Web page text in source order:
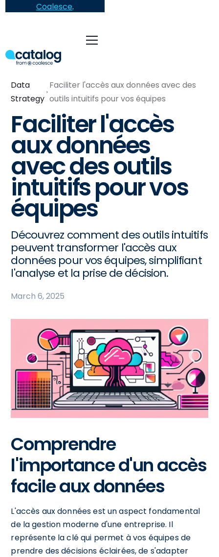
Coalesce.
Data
Strategy
Faciliter l'accès aux données avec des
outils intuitifs pour vos équipes
Faciliter l'accès
aux données
avec des outils
intuitifs pour vos
équipes
Découvrez comment des outils intuitifs
peuvent transformer l'accès aux
données pour vos équipes, simplifiant
l'analyse et la prise de décision.
March 6, 2025
Comprendre
l'importance d'un accès
facile aux données
L'accès aux données est un aspect fondamental
de la gestion moderne d'une entreprise. Il
représente la clé qui permet à vos équipes de
prendre des décisions éclairées, de s'adapter